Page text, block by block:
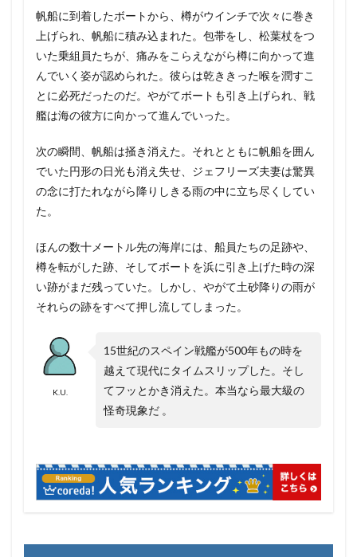
帆船に到着したボートから、樽がウインチで次々に巻き
上げられ、帆船に積み込まれた。包帯をし、松葉杖をつ
いた乗組員たちが、痛みをこらえながら樽に向かって進
んでいく姿が認められた。彼らは乾ききった喉を潤すこ
とに必死だったのだ。やがてボートも引き上げられ、戦
艦は海の彼方に向かって進んでいった。
次の瞬間、帆船は掻き消えた。それとともに帆船を囲ん
でいた円形の日光も消え失せ、ジェフリーズ夫妻は驚異
の念に打たれながら降りしきる雨の中に立ち尽くしてい
た。
ほんの数十メートル先の海岸には、船員たちの足跡や、
樽を転がした跡、そしてボートを浜に引き上げた時の深
い跡がまだ残っていた。しかし、やがて土砂降りの雨が
それらの跡をすべて押し流してしまった。
K.U.
15世紀のスペイン戦艦が500年もの時を
越えて現代にタイムスリップした。そし
てフッとかき消えた。本当なら最大級の
怪奇現象だ 。